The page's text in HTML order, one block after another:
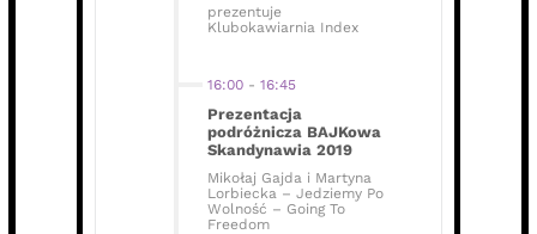
prezentuje
Klubokawiarnia Index
16:00 - 16:45
Prezentacja
podróżnicza BAJKowa
Skandynawia 2019
Mikołaj Gajda i Martyna
Lorbiecka – Jedziemy Po
Wolność – Going To
Freedom